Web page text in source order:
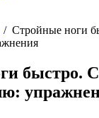
/ Стройные ноги
быстро.